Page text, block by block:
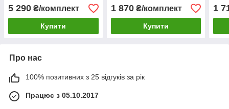
5 290 ₴/комплект
Купити
1 870₴/комплект
Купити
1
Про нас
100% позитивних з 25 відгуків за рік
Працює з 05.10.2017